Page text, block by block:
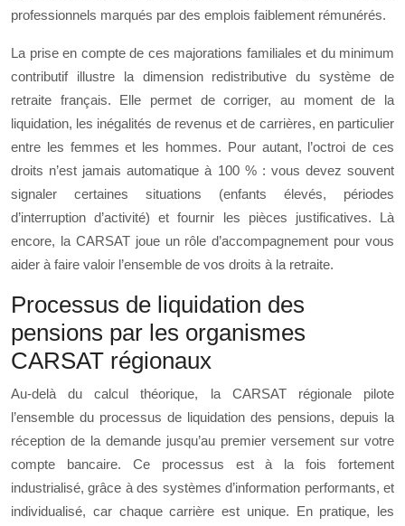
professionnels marqués par des emplois faiblement rémunérés.
La prise en compte de ces majorations familiales et du minimum
contributif illustre la dimension redistributive du système de
retraite français. Elle permet de corriger, au moment de la
liquidation, les inégalités de revenus et de carrières, en particulier
entre les femmes et les hommes. Pour autant, l’octroi de ces
droits n’est jamais automatique à 100 % : vous devez souvent
signaler certaines situations (enfants élevés, périodes
d’interruption d’activité) et fournir les pièces justificatives. Là
encore, la CARSAT joue un rôle d’accompagnement pour vous
aider à faire valoir l’ensemble de vos droits à la retraite.
Processus de liquidation des
pensions par les organismes
CARSAT régionaux
Au-delà du calcul théorique, la CARSAT régionale pilote
l’ensemble du processus de liquidation des pensions, depuis la
réception de la demande jusqu’au premier versement sur votre
compte bancaire. Ce processus est à la fois fortement
industrialisé, grâce à des systèmes d’information performants, et
individualisé, car chaque carrière est unique. En pratique, les